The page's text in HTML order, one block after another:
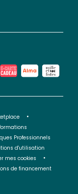
Professionnels
d'utilisation
mes cookies
de financement